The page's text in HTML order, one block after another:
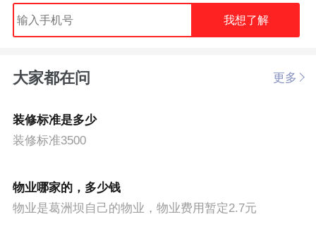
我想了解
大家都在问 更多
装修标准是多少
装修标准3500
物业哪家的，多少钱
物业是葛洲坝自己的物业，物业费用暂定2.7元